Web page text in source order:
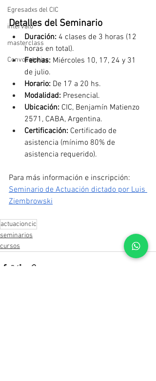
Egresadxs del CIC
intervalo
masterclass
Convocatorias
Detalles del Seminario
Duración: 4 clases de 3 horas (12
horas en total).
Fechas: Miércoles 10, 17, 24 y 31
de julio.
Horario: De 17 a 20 hs.
Modalidad: Presencial.
Ubicación: CIC, Benjamín Matienzo
2571, CABA, Argentina.
Certificación: Certificado de
asistencia (mínimo 80% de
asistencia requerido).
Para más información e inscripción:
Seminario de Actuación dictado por Luis
Ziembrowski
actuacioncic
seminarios
cursos